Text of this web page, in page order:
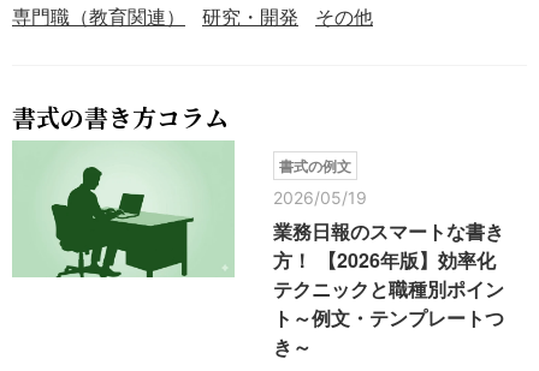
専門職（教育関連）
研究・開発 その他
書式の書き方コラム
書式の例文
2026/05/19
業務日報のスマートな書き
方！ 【2026年版】効率化
テクニックと職種別ポイン
ト～例文・テンプレートつ
き～